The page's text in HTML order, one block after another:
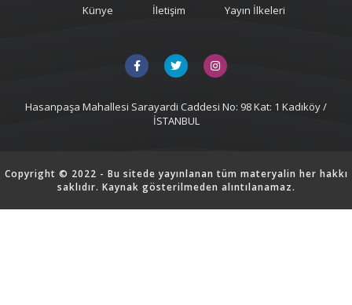
Künye İletişim Yayın İlkeleri
Hasanpaşa Mahallesi Sarayardi Caddesi No: 98 Kat: 1 Kadıköy /
İSTANBUL
Copyright © 2022 - Bu sitede yayınlanan tüm materyalin her hakkı
saklıdır. Kaynak gösterilmeden alıntılanamaz.